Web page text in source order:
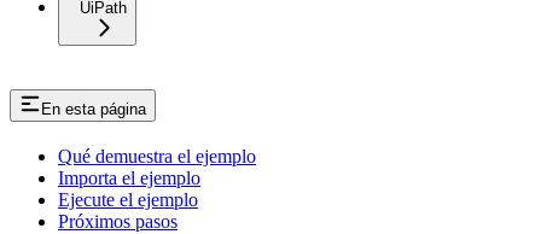
UiPath
En esta página
Qué demuestra el ejemplo
Importa el ejemplo
Ejecute el ejemplo
Próximos pasos